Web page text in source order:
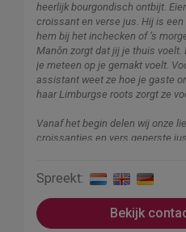
heerlijk bourgondisch ontbijt.
croissant en verse jus. Hij is
hem bij het inchecken of ’s
Manôn zorgt dat jij je thuis voelt.
je meteen op je gemakt voelt.
assistant weet ze hoe je gaste
haar Limburgse roots zorgt ze
Vanaf het begin delen wij onze
croissantjes en vers geperste
leven: het heerlijke eten, de
We ontmoeten je graag in onze
en passie een fijn verblijf voor je
Spreekt:
Bekijk